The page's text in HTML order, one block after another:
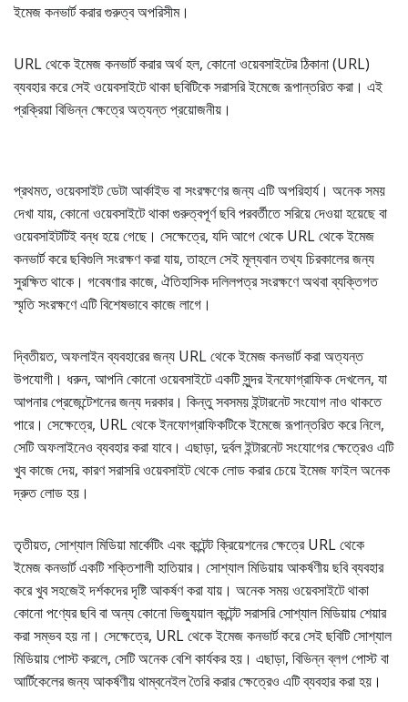
ইমেজ কনভার্ট করার গুরুত্ব অপরিসীম।
URL থেকে ইমেজ কনভার্ট করার অর্থ হল, কোনো ওয়েবসাইটের ঠিকানা (URL)
ব্যবহার করে সেই ওয়েবসাইটে থাকা ছবিটিকে সরাসরি ইমেজে রূপান্তরিত করা। এই
প্রক্রিয়া বিভিন্ন ক্ষেত্রে অত্যন্ত প্রয়োজনীয়।
প্রথমত, ওয়েবসাইট ডেটা আর্কাইভ বা সংরক্ষণের জন্য এটি অপরিহার্য। অনেক সময়
দেখা যায়, কোনো ওয়েবসাইটে থাকা গুরুত্বপূর্ণ ছবি পরবর্তীতে সরিয়ে দেওয়া হয়েছে বা
ওয়েবসাইটটিই বন্ধ হয়ে গেছে। সেক্ষেত্রে, যদি আগে থেকে URL থেকে ইমেজ
কনভার্ট করে ছবিগুলি সংরক্ষণ করা যায়, তাহলে সেই মূল্যবান তথ্য চিরকালের জন্য
সুরক্ষিত থাকে। গবেষণার কাজে, ঐতিহাসিক দলিলপত্র সংরক্ষণে অথবা ব্যক্তিগত
স্মৃতি সংরক্ষণে এটি বিশেষভাবে কাজে লাগে।
দ্বিতীয়ত, অফলাইন ব্যবহারের জন্য URL থেকে ইমেজ কনভার্ট করা অত্যন্ত
উপযোগী। ধরুন, আপনি কোনো ওয়েবসাইটে একটি সুন্দর ইনফোগ্রাফিক দেখলেন, যা
আপনার প্রেজেন্টেশনের জন্য দরকার। কিন্তু সবসময় ইন্টারনেট সংযোগ নাও থাকতে
পারে। সেক্ষেত্রে, URL থেকে ইনফোগ্রাফিকটিকে ইমেজে রূপান্তরিত করে নিলে,
সেটি অফলাইনেও ব্যবহার করা যাবে। এছাড়া, দুর্বল ইন্টারনেট সংযোগের ক্ষেত্রেও এটি
খুব কাজে দেয়, কারণ সরাসরি ওয়েবসাইট থেকে লোড করার চেয়ে ইমেজ ফাইল অনেক
দ্রুত লোড হয়।
তৃতীয়ত, সোশ্যাল মিডিয়া মার্কেটিং এবং কন্টেন্ট ক্রিয়েশনের ক্ষেত্রে URL থেকে
ইমেজ কনভার্ট একটি শক্তিশালী হাতিয়ার। সোশ্যাল মিডিয়ায় আকর্ষণীয় ছবি ব্যবহার
করে খুব সহজেই দর্শকদের দৃষ্টি আকর্ষণ করা যায়। অনেক সময় ওয়েবসাইটে থাকা
কোনো পণ্যের ছবি বা অন্য কোনো ভিজ্যুয়াল কন্টেন্ট সরাসরি সোশ্যাল মিডিয়ায় শেয়ার
করা সম্ভব হয় না। সেক্ষেত্রে, URL থেকে ইমেজ কনভার্ট করে সেই ছবিটি সোশ্যাল
মিডিয়ায় পোস্ট করলে, সেটি অনেক বেশি কার্যকর হয়। এছাড়া, বিভিন্ন ব্লগ পোস্ট বা
আর্টিকেলের জন্য আকর্ষণীয় থাম্বনেইল তৈরি করার ক্ষেত্রেও এটি ব্যবহার করা হয়।